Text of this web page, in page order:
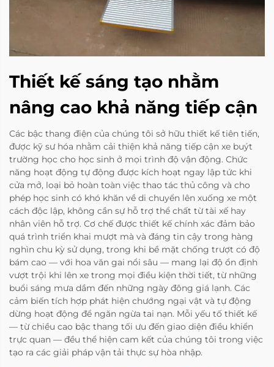
Thiết kế sáng tạo nhằm
nâng cao khả năng tiếp cận
Các bậc thang điện của chúng tôi sở hữu thiết kế tiên tiến,
được kỹ sư hóa nhằm cải thiện khả năng tiếp cận xe buýt
trường học cho học sinh ở mọi trình độ vận động. Chức
năng hoạt động tự động được kích hoạt ngay lập tức khi
cửa mở, loại bỏ hoàn toàn việc thao tác thủ công và cho
phép học sinh có khó khăn về di chuyển lên xuống xe một
cách độc lập, không cần sự hỗ trợ thể chất từ tài xế hay
nhân viên hỗ trợ. Cơ chế được thiết kế chính xác đảm bảo
quá trình triển khai mượt mà và đáng tin cậy trong hàng
nghìn chu kỳ sử dụng, trong khi bề mặt chống trượt có độ
bám cao — với hoa văn gai nổi sâu — mang lại độ ổn định
vượt trội khi lên xe trong mọi điều kiện thời tiết, từ những
buổi sáng mưa dầm đến những ngày đông giá lạnh. Các
cảm biến tích hợp phát hiện chướng ngại vật và tự động
dừng hoạt động để ngăn ngừa tai nạn. Mỗi yếu tố thiết kế
— từ chiều cao bậc thang tối ưu đến giao diện điều khiển
trực quan — đều thể hiện cam kết của chúng tôi trong việc
tạo ra các giải pháp vận tải thực sự hòa nhập.